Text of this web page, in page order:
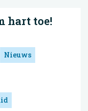
hart toe!
Nieuws